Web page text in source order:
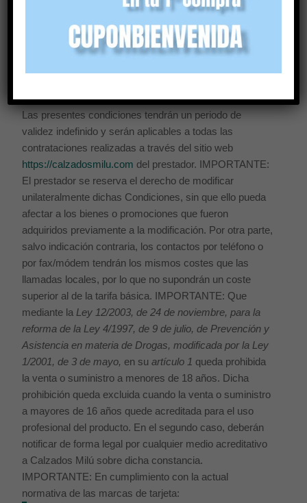
documento conlleva que el usuario:
Ha leído, entiende y comprende lo aquí expuesto.
Que es una persona con capacidad suficiente para
Las presentes condiciones tendrán un periodo de
validez indefinido y serán aplicables a todas las
contrataciones realizadas a través del sitio web
https://calzadosmilu.com del prestador. IMPORTANTE:
El prestador se reserva el derecho de modificar
unilateralmente dichas Condiciones, sin que ello pueda
afectar a los bienes o promociones que fueron
adquiridos previamente a la modificación. Por otra parte,
salvo indicación contraria, los contactos por teléfono o
por fax/módem tendrán los mismos costes que las
llamadas locales, por lo que no supondrán un coste
superior al de la tarifa básica. IMPORTANTE: Que
mediante la Ley 12/2003, de 24 de noviembre, para la
reforma de la Ley 4/1997, de 9 de julio, de Prevención y
Asistencia en materia de Drogas, modificada por la Ley
1/2001, de 3 de mayo, en suartículo 1 queda prohibida
la venta o suministro a menores de 18 años. Dicha
prohibición queda excluida cuando la venta o suministro
a mayores de 16 años quede acreditada para el uso
profesional del producto. En el segundo caso, deberán
notificar de forma legal por cualquier medio acreditativo
a Calzados Milú sobre dicha constancia.
IMPORTANTE: En cumplimiento con la actual
normativa de las marcas de tarjeta: